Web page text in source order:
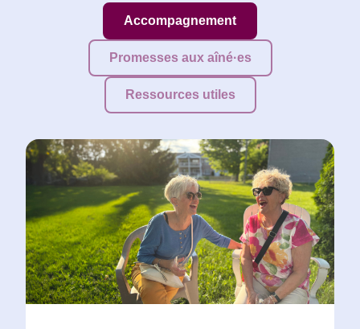
Accompagnement
Promesses aux aîné·es
Ressources utiles